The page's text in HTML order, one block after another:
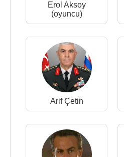
Erol Aksoy
(oyuncu)
Arif Çetin